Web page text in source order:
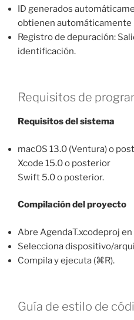
ID generados
obtienen automáticamente
Registro de depuración:
identificación.
Requisitos de
Requisitos del sistema
macOS 13.0 (Ventura) o
Xcode 15.0 o posterior
Swift 5.0 o posterior.
Compilación del proyecto
Abre AgendaT.xcodeproj en
Selecciona dispositivo/
Compila y ejecuta (⌘R).
Guía de estilo de